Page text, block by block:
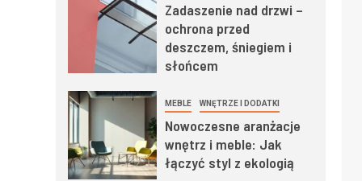
Zadaszenie nad drzwi –
ochrona przed
deszczem, śniegiem i
słońcem
MEBLE WNĘTRZE I DODATKI
Nowoczesne aranżacje
wnętrz i meble: Jak
łączyć styl z ekologią